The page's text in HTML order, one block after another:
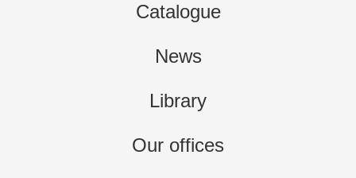
Catalogue
News
Library
Our offices